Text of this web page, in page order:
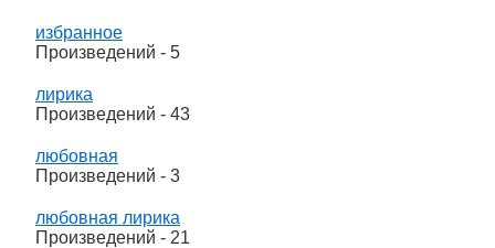
избранное
Произведений - 5
лирика
Произведений - 43
любовная
Произведений - 3
любовная лирика
Произведений - 21